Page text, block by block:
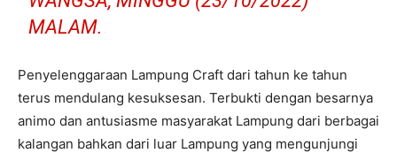
MALAM.
Penyelenggaraan Lampung Craft dari tahun ke tahun
terus mendulang kesuksesan. Terbukti dengan besarnya
animo dan antusiasme masyarakat Lampung dari berbagai
kalangan bahkan dari luar Lampung yang mengunjungi